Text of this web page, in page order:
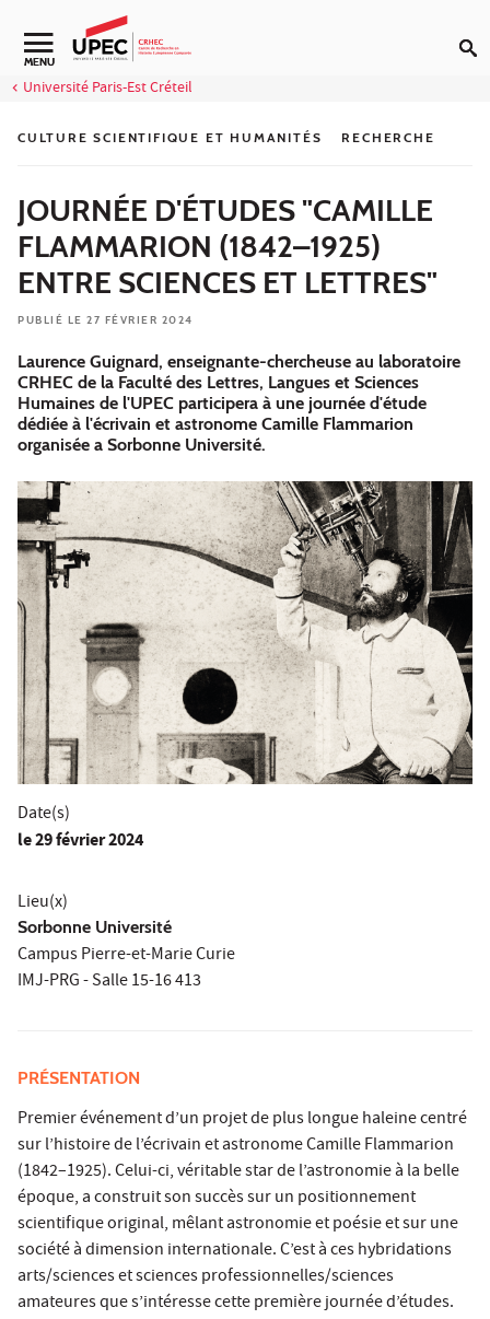
Aller au contenu
Navigation secondaire
MENU
Université Paris-Est Créteil
CULTURE SCIENTIFIQUE ET HUMANITÉS RECHERCHE
JOURNÉE D'ÉTUDES "CAMILLE
FLAMMARION (1842–1925)
ENTRE SCIENCES ET LETTRES"
PUBLIÉ LE 27 FÉVRIER 2024
Laurence Guignard, enseignante-chercheuse au laboratoire
CRHEC de la Faculté des Lettres, Langues et Sciences
Humaines de l'UPEC participera à une journée d'étude
dédiée à l'écrivain et astronome Camille Flammarion
organisée a Sorbonne Université.
Date(s)
le29 février 2024
Lieu(x)
Sorbonne Université
Campus Pierre-et-Marie Curie
IMJ-PRG - Salle 15-16 413
PRÉSENTATION
Premier événement d’un projet de plus longue haleine centré
sur l’histoire de l’écrivain et astronome Camille Flammarion
(1842–1925). Celui-ci, véritable star de l’astronomie à la belle
époque, a construit son succès sur un positionnement
scientifique original, mêlant astronomie et poésie et sur une
société à dimension internationale. C’est à ces hybridations
arts/sciences et sciences professionnelles/sciences
amateures que s’intéresse cette première journée d’études.